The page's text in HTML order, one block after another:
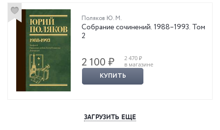
Поляков Ю. М.
Собрание сочинений. 1988–1993. Том
2
2 100 ₽
2 470 ₽
в магазине
КУПИТЬ
ЗАГРУЗИТЬ ЕЩЕ